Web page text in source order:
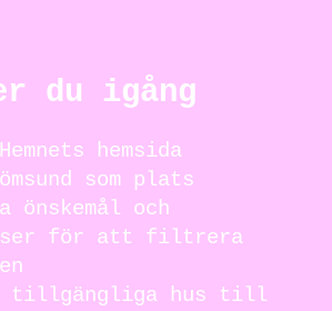
du igång
hemsida
som plats
önskemål och
för att filtrera
tillgängliga hus till